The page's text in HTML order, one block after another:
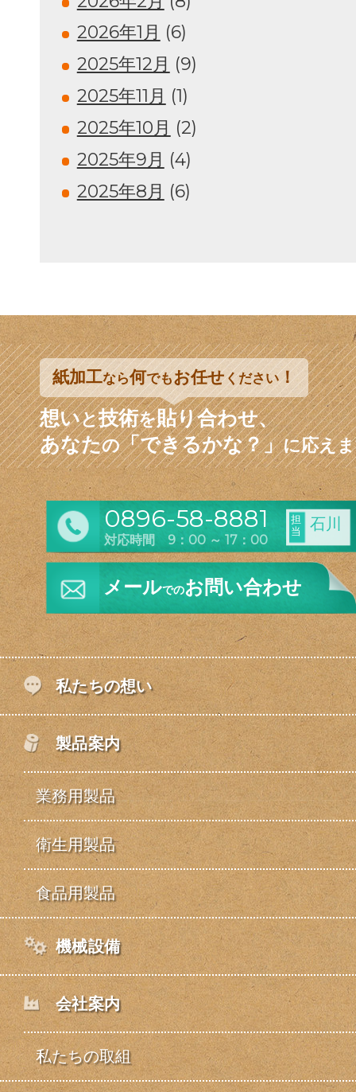
2026年1月 (6)
2025年12月 (9)
2025年11月 (1)
2025年10月 (2)
2025年9月 (4)
2025年8月 (6)
紙加工なら何でもお任せください！
想いと技術を貼り合わせ、
あなたの「できるかな？」に応え
0896-58-8881
対応時間 9：00 ～ 17：00
担
当
石川
メールでのお問い合わせ
私たちの想い
製品案内
業務用製品
衛生用製品
食品用製品
機械設備
会社案内
私たちの取組